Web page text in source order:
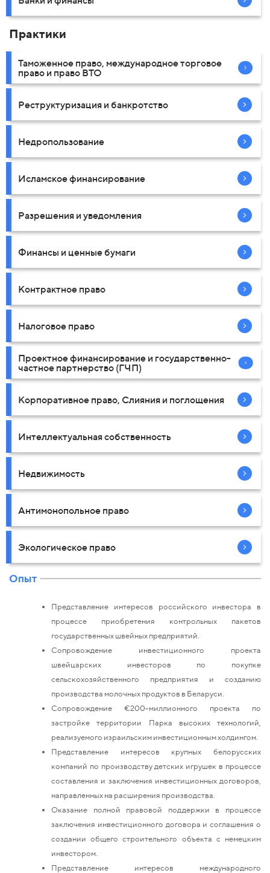
Практики
Таможенное право, международное торговое
право и право ВТО
Реструктуризация и банкротство
Недропользование
Исламское финансирование
Разрешения и уведомления
Финансы и ценные бумаги
Контрактное право
Налоговое право
Проектное финансирование и государственно-
частное партнерство (ГЧП)
Корпоративное право, Слияния и поглощения
Интеллектуальная собственность
Недвижимость
Антимонопольное право
Экологическое право
Опыт
Представление интересов российского инвестора в
процессе приобретения контрольных пакетов
государственных швейных предприятий.
Сопровождение инвестиционного проекта
швейцарских инвесторов по покупке
сельскохозяйственного предприятия и созданию
производства молочных продуктов в Беларуси.
Сопровождение €200-миллионного проекта по
застройке территории Парка высоких технологий,
реализуемого израильским инвестиционным холдингом.
Представление интересов крупных белорусских
компаний по производству детских игрушек в процессе
составления и заключения инвестиционных договоров,
направленных на расширения производства.
Оказание полной правовой поддержки в процессе
заключения инвестиционного договора и соглашения о
создании общего строительного объекта с немецким
инвестором.
Представление интересов международного